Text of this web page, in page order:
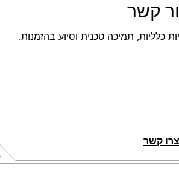
קשר
כלליות, תמיכה טכנית וסיוע בהזמנות.
צרו קשר